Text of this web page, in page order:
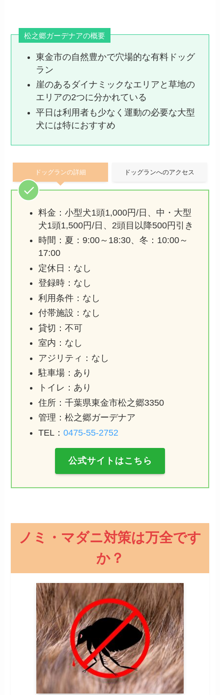
松之郷ガーデナアの概要
東金市の自然豊かで穴場的な有料ドッグ
ラン
崖のあるダイナミックなエリアと草地の
エリアの2つに分かれている
平日は利用者も少なく運動の必要な大型
犬には特におすすめ
ドッグランの詳細 ドッグランへのアクセス
料金：小型犬1頭1,000円/日、中・大型
犬1頭1,500円/日、2頭目以降500円引き
時間：夏：9:00～18:30、冬：10:00～
17:00
定休日：なし
登録時：なし
利用条件：なし
付帯施設：なし
貸切：不可
室内：なし
アジリティ：なし
駐車場：あり
トイレ：あり
住所：千葉県東金市松之郷3350
管理：松之郷ガーデナア
TEL：0475-55-2752
公式サイトはこちら
ノミ・マダニ対策は万全です
か？